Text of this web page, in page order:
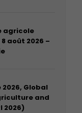
agricole
août 2026 –
2026, Global
and
2026)